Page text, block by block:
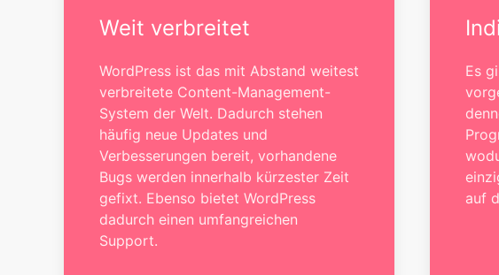
Weit verbreitet
WordPress ist das mit Abstand weitest
verbreitete Content-Management-
System der Welt. Dadurch stehen
häufig neue Updates und
Verbesserungen bereit, vorhandene
Bugs werden innerhalb kürzester Zeit
gefixt. Ebenso bietet WordPress
dadurch einen umfangreichen
Support.
Es
auf